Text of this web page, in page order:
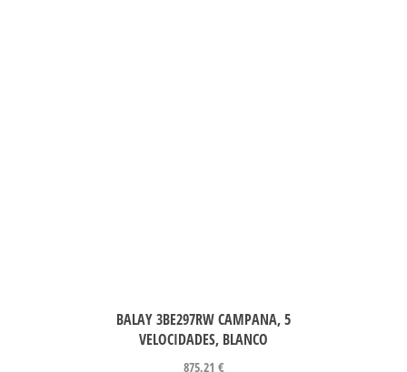
BALAY 3BE297RW CAMPANA, 5
VELOCIDADES, BLANCO
875,21 €